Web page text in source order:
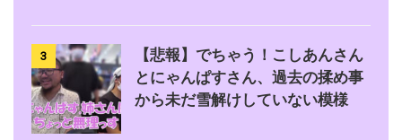
3
【悲報】でちゃう！こしあんさん
とにゃんぱすさん、過去の揉め事
から未だ雪解けしていない模様